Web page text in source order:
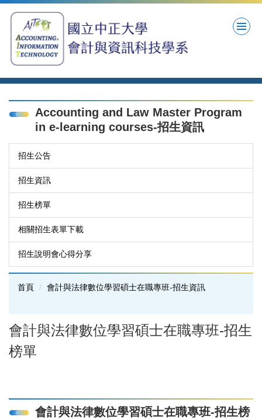
到
區
Accounting and Law Master Program
in e-learning courses-招生資訊
招生公告
招生資訊
招生榜單
相關招生表單下載
招生說明會心得分享
首頁 會計與法律數位學習碩士在職專班-招生資訊
會計與法律數位學習碩士在職專班-招生
榜單
會計與法律數位學習碩士在職專班-招生榜